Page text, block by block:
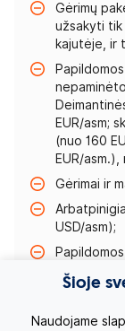
Gėrimų
užsakyti tik
kajutėje, ir
EUR/asm;
(nuo 160
EUR/
Gėrimai ir
USD/asm);
fotografo
Kitos
Šioje
Naudojame